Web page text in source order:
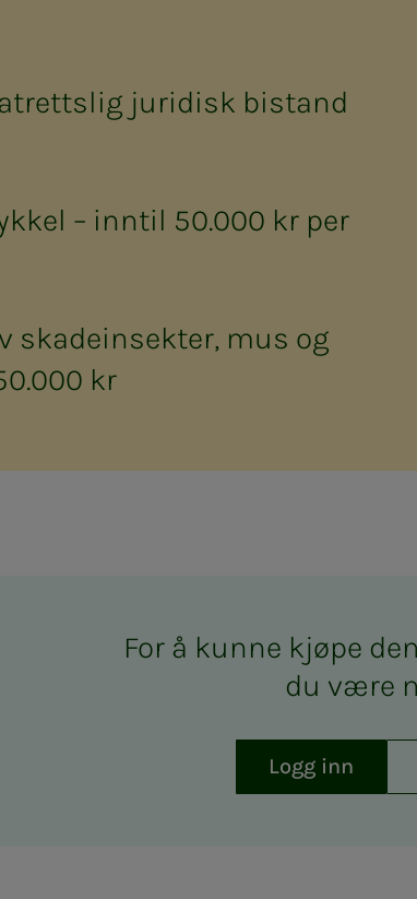
juridisk bistand
– inntil 50.000 kr per
skadeinsekter, mus og
kr
For å kun­­­ne kjø­­­pe
du være
Logg inn